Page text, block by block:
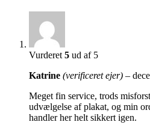
Vurderet 5 ud af 5
Katrine (verificeret ejer) –
Meget fin service, trods
udvælgelse af plakat, og min
handler her helt sikkert igen.